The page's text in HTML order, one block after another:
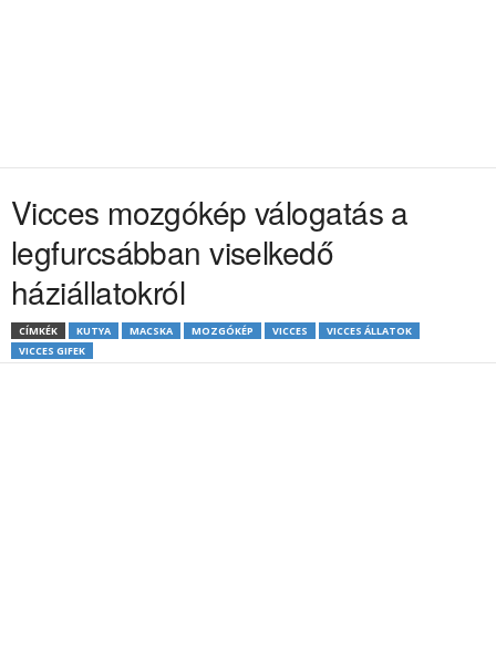
Vicces mozgókép válogatás a
legfurcsábban viselkedő
háziállatokról
CÍMKÉK KUTYA MACSKA MOZGÓKÉP VICCES
VICCES ÁLLATOK
VICCES GIFEK